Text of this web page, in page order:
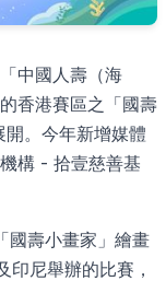
中國人壽（海
香港賽區之「國壽
。今年新增媒體
構 - 拾壹慈善基
國壽小畫家」繪畫
尼舉辦的比賽，